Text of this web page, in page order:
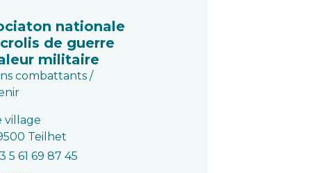
nationale
de guerre
militaire
combattants /
village
Teilhet
5 61 69 87 45